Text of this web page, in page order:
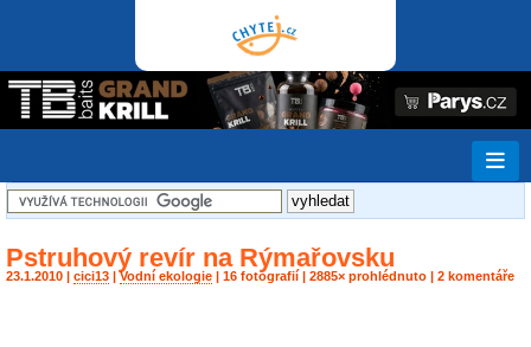
Pstruhový revír na Rýmařovsku
23.1.2010 | cici13 |Vodní ekologie | 16 fotografií | 2885× prohlédnuto | 2 komentáře